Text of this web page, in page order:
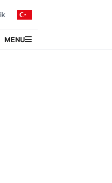
MENU